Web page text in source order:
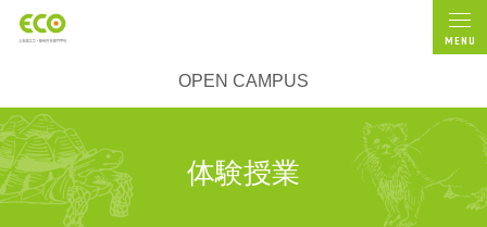
MENU
OPEN CAMPUS
体験授業